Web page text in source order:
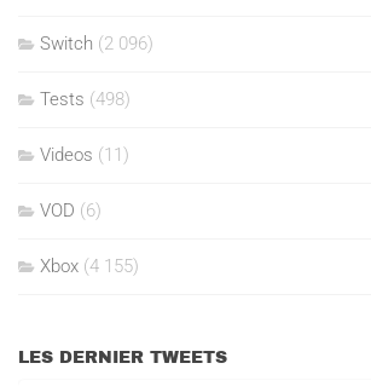
Switch (2 096)
Tests (498)
Videos (11)
VOD (6)
Xbox (4 155)
LES DERNIER TWEETS